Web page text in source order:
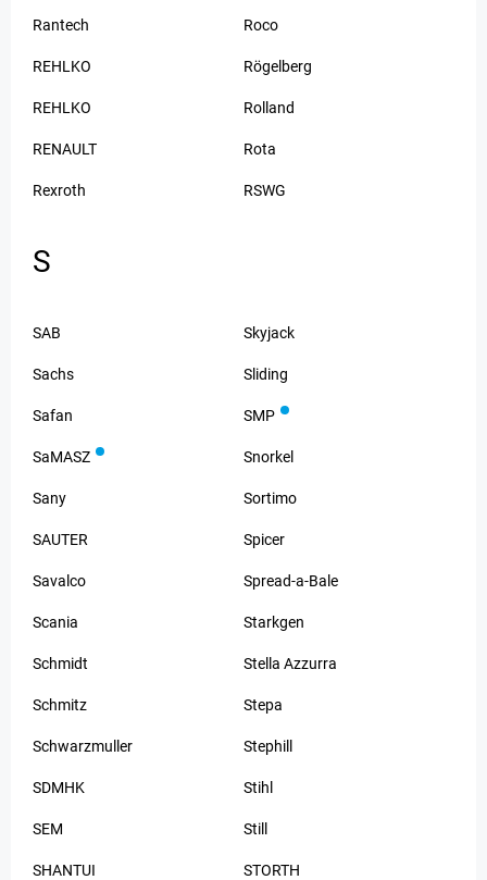
Rantech
REHLKO
REHLKO
RENAULT
Rexroth
Roco
Rögelberg
Rolland
Rota
RSWG
S
SAB
Sachs
Safan
SaMASZ
Sany
SAUTER
Savalco
Scania
Schmidt
Schmitz
Schwarzmuller
SDMHK
SEM
SHANTUI
Skyjack
Sliding
SMP
Snorkel
Sortimo
Spicer
Spread-a-Bale
Starkgen
Stella Azzurra
Stepa
Stephill
Stihl
Still
STORTH